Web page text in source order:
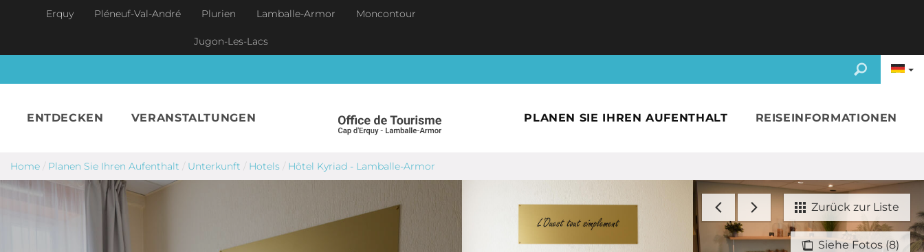
Skip to main content
Erquy Pléneuf-Val-André Plurien Lamballe-Armor Moncontour
Jugon-Les-Lacs
ENTDECKEN VERANSTALTUNGEN PLANEN SIE IHREN AUFENTHALT REISEINFORMATIONEN
Home / Planen Sie Ihren Aufenthalt / Unterkunft / Hotels / Hôtel Kyriad - Lamballe-Armor
Siehe Fotos (8)
Zurück zur Liste